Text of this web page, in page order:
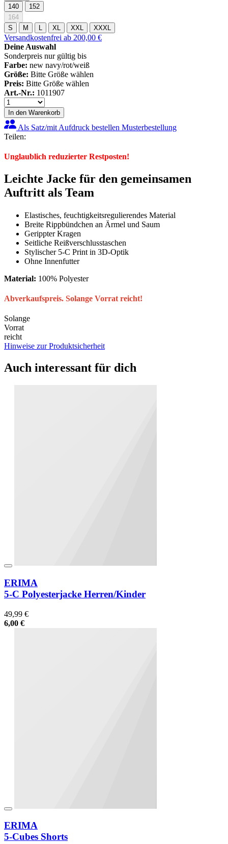
140
152
164
S
M XL XXL XXXL
Versandkostenfrei ab 200,00 €
Deine Auswahl
Sonderpreis nur gültig bis
Farbe: new navy/rot/weiß
Größe: Bitte Größe wählen
Preis: Bitte Größe wählen
Art.-Nr.: 1011907
In den Warenkorb
Als Satz/mit Aufdruck bestellen Musterbestellung
Teilen:
Unglaublich reduzierter Restposten!
Leichte Jacke für den gemeinsamen
Auftritt als Team
Elastisches, feuchtigkeitsregulierendes Material
Breite Rippbündchen an Ärmel und Saum
Gerippter Kragen
Seitliche Reißverschlusstaschen
Stylischer 5-C Print in 3D-Optik
Ohne Innenfutter
Material: 100% Polyester
Abverkaufspreis. Solange Vorrat reicht!
Solange
Vorrat
reicht
Hinweise zur Produktsicherheit
Auch interessant für dich
ERIMA
5-C Polyesterjacke Herren/Kinder
49,99 €
6,00 €
ERIMA
5-Cubes Shorts